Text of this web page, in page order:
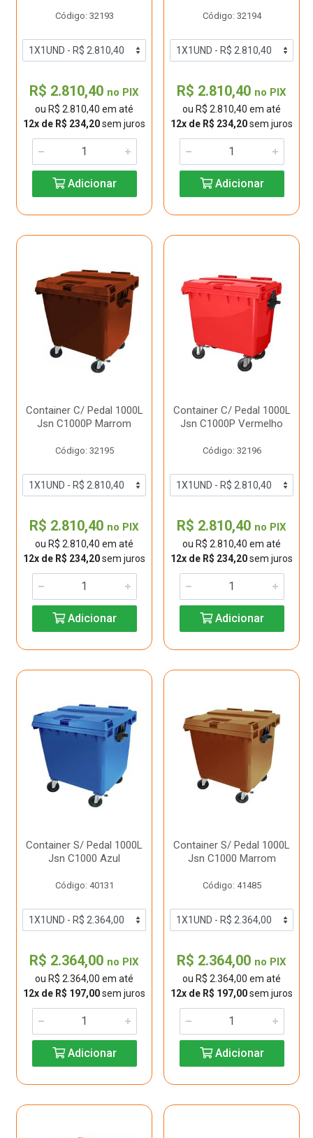
Código: 32193
R$ 2.810,40 no PIX
ou R$ 2.810,40 em até
12x de R$ 234,20sem juros
Adicionar
Código: 32194
R$ 2.810,40 no PIX
ou R$ 2.810,40 em até
12x de R$ 234,20sem juros
Adicionar
Container C/ Pedal 1000L
Jsn C1000P Marrom
Código: 32195
R$ 2.810,40 no PIX
ou R$ 2.810,40 em até
12x de R$ 234,20sem juros
Adicionar
Container C/ Pedal 1000L
Jsn C1000P Vermelho
Código: 32196
R$ 2.810,40 no PIX
ou R$ 2.810,40 em até
12x de R$ 234,20sem juros
Adicionar
Container S/ Pedal 1000L
Jsn C1000 Azul
Código: 40131
R$ 2.364,00 no PIX
ou R$ 2.364,00 em até
12x de R$ 197,00sem juros
Adicionar
Container S/ Pedal 1000L
Jsn C1000 Marrom
Código: 41485
R$ 2.364,00 no PIX
ou R$ 2.364,00 em até
12x de R$ 197,00sem juros
Adicionar